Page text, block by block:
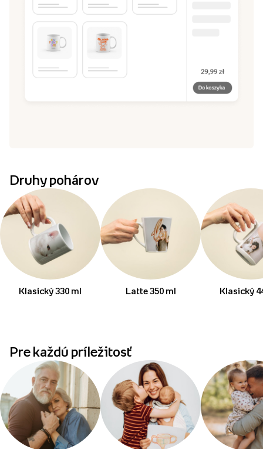
Druhy pohárov
Klasický 330 ml Latte 350 ml Klasický
Pre každú príležitosť